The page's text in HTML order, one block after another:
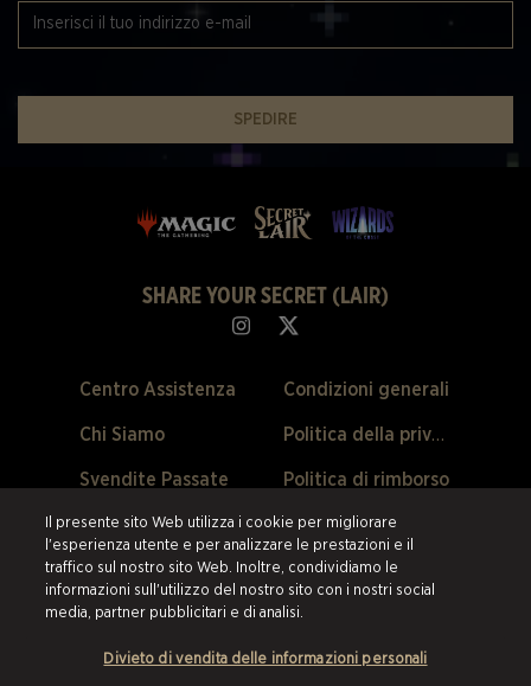
SPEDIRE
SHARE YOUR SECRET (LAIR)
Centro Assistenza
Chi Siamo
Svendite Passate
Preferenze Cookie
Condizioni generali
Politica della privacy
Politica di rimborso
©2026 ESW France SAS. Tutti i diritti riservati. Tutti i marchi sono di
proprietà dei loro rispettivi titolari negli Stati Uniti e negli altri paesi.
France SAS è il rivenditore autorizzato e il fornitore di tutti i prodotti e i
Il presente sito Web utilizza i cookie per migliorare
l'esperienza utente e per analizzare le prestazioni e il
traffico sul nostro sito Web. Inoltre, condividiamo le
informazioni sull'utilizzo del nostro sito con i nostri social
media, partner pubblicitari e di analisi.
Divieto di vendita delle informazioni personali